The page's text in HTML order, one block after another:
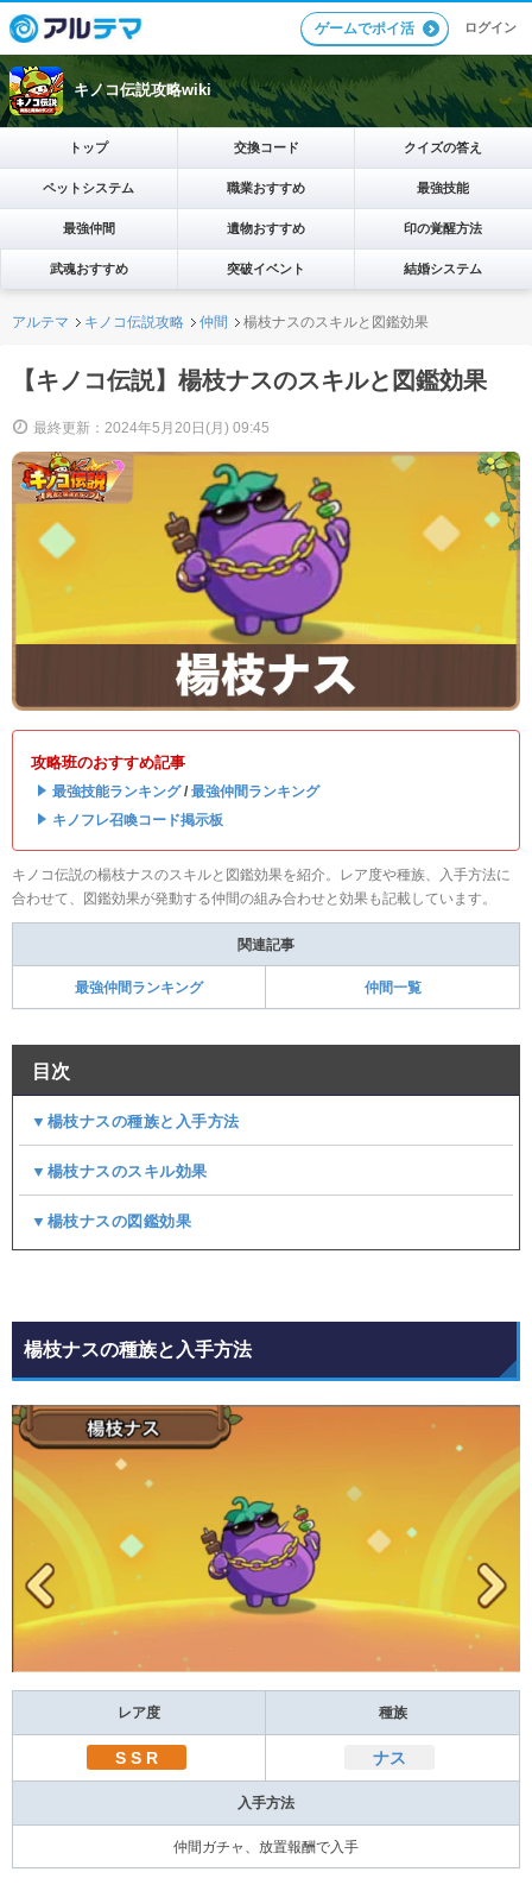
ゲームでポイ活 ログイン
キノコ伝説攻略wiki
トップ 交換コード クイズの答え
ペットシステム 職業おすすめ 最強技能
最強仲間 遺物おすすめ 印の覚醒方法
武魂おすすめ 突破イベント 結婚システム
アルテマ キノコ伝説攻略 仲間 楊枝ナスのスキルと図鑑効果
【キノコ伝説】楊枝ナスのスキルと図鑑効果
最終更新：2024年5月20日(月) 09:45
攻略班のおすすめ記事
・ 最強技能ランキング/ 最強仲間ランキング
・ キノフレ召喚コード掲示板
キノコ伝説の楊枝ナスのスキルと図鑑効果を紹介。レア度や種族、入手方法に
合わせて、図鑑効果が発動する仲間の組み合わせと効果も記載しています。
関連記事
最強仲間ランキング 仲間一覧
目次
▼楊枝ナスの種族と入手方法
▼楊枝ナスのスキル効果
▼楊枝ナスの図鑑効果
楊枝ナスの種族と入手方法
レア度 種族
S S R ナス
入手方法
仲間ガチャ、放置報酬で入手